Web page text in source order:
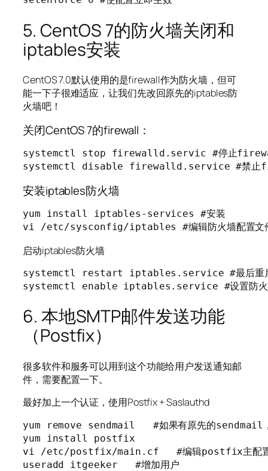
5. CentOS 7的防火墙关闭和
iptables安装
CentOS 7.0默认使用的是firewall作为防火墙，但可
能一下子很难适应，让我们先改回原先的iptables防
火墙吧！
关闭CentOS 7的firewall：
systemctl stop firewalld.servic #停止
systemctl disable firewalld.service #禁止
安装iptables防火墙
yum install iptables-services #安装
vi /etc/sysconfig/iptables #编辑防火墙配置文
启动iptables防火墙
systemctl restart iptables.service #最后重启
systemctl enable iptables.service #设置防火
6. 本地SMTP邮件发送功能
（Postfix）
很多软件和服务可以用到这个功能给用户发送通知邮
件，需要配置一下。
最好加上一个认证，使用Postfix + Saslauthd
yum remove sendmail   #如果有原先的sendmail
yum install postfix
vi /etc/postfix/main.cf   #编辑postfix主配置
useradd itgeeker   #增加用户